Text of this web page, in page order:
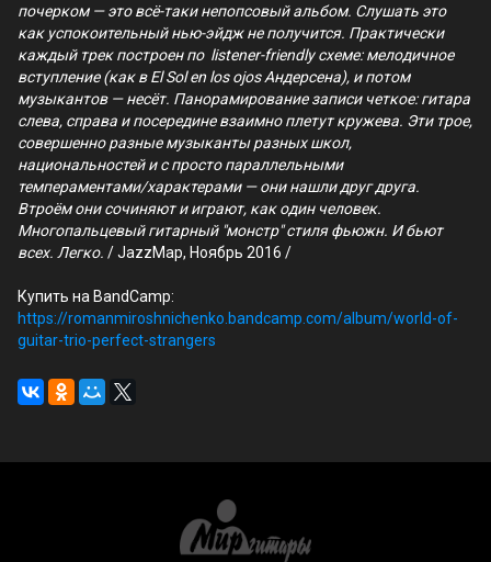
почерком — это всё-таки непопсовый альбом. Слушать это
как успокоительный нью-эйдж не получится. Практически
каждый трек построен по listener-friendly схеме: мелодичное
вступление (как в El Sol en los ojos Андерсена), и потом
музыкантов — несёт. Панорамирование записи четкое: гитара
слева, справа и посередине взаимно плетут кружева. Эти трое,
совершенно разные музыканты разных школ,
национальностей и с просто параллельными
темпераментами/характерами — они нашли друг друга.
Втроём они сочиняют и играют, как один человек.
Многопальцевый гитарный "монстр" стиля фьюжн. И бьют
всех. Легко. / JazzMap, Ноябрь 2016 /
Купить на BandCamp:
https://romanmiroshnichenko.bandcamp.com/album/world-of-
guitar-trio-perfect-strangers